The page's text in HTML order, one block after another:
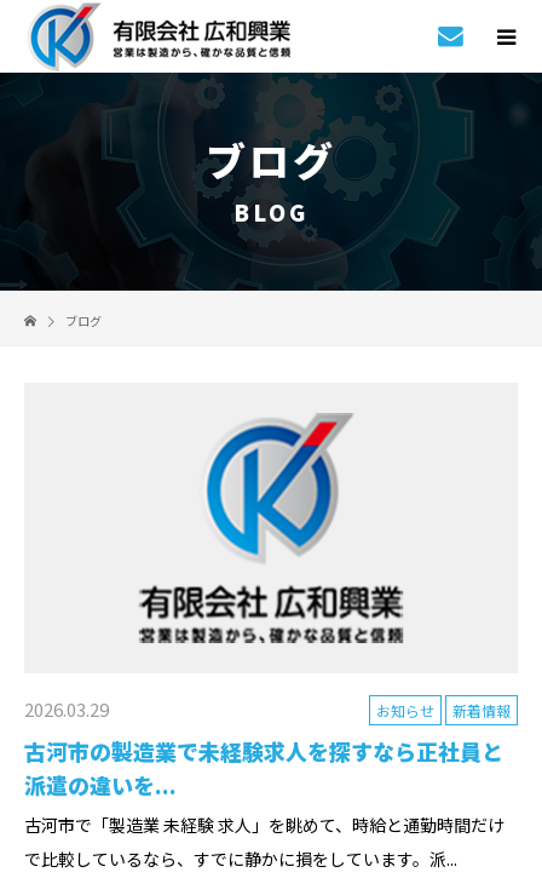
ブログ
BLOG
ブログ
2026.03.29 お知らせ 新着情報
古河市の製造業で未経験求人を探すなら正社員と
派遣の違いを...
古河市で「製造業 未経験 求人」を眺めて、時給と通勤時間だけ
で比較しているなら、すでに静かに損をしています。派...